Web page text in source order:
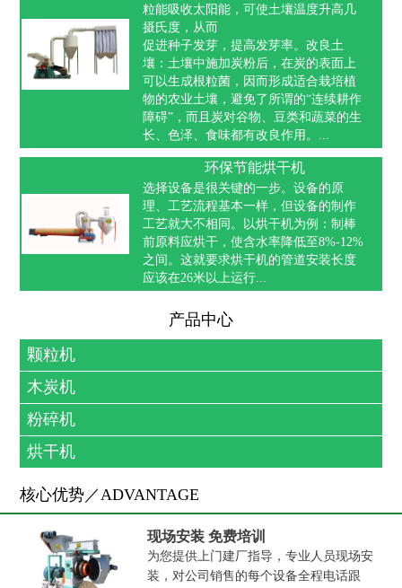
粒能吸收太阳能，可使土壤温度升高几
摄氏度，从而
促进种子发芽，提高发芽率。改良土
壤：土壤中施加炭粉后，在炭的表面上
可以生成根粒菌，因而形成适合栽培植
物的农业土壤，避免了所谓的“连续耕作
障碍”，而且炭对谷物、豆类和蔬菜的生
长、色泽、食味都有改良作用。...
环保节能烘干机
选择设备是很关键的一步。设备的原
理、工艺流程基本一样，但设备的制作
工艺就大不相同。以烘干机为例：制棒
前原料应烘干，使含水率降低至8%-12%
之间。这就要求烘干机的管道安装长度
应该在26米以上运行...
产品中心
颗粒机
木炭机
粉碎机
烘干机
核心优势／ADVANTAGE
现场安装 免费培训
为您提供上门建厂指导，专业人员现场安
装，对公司销售的每个设备全程电话跟